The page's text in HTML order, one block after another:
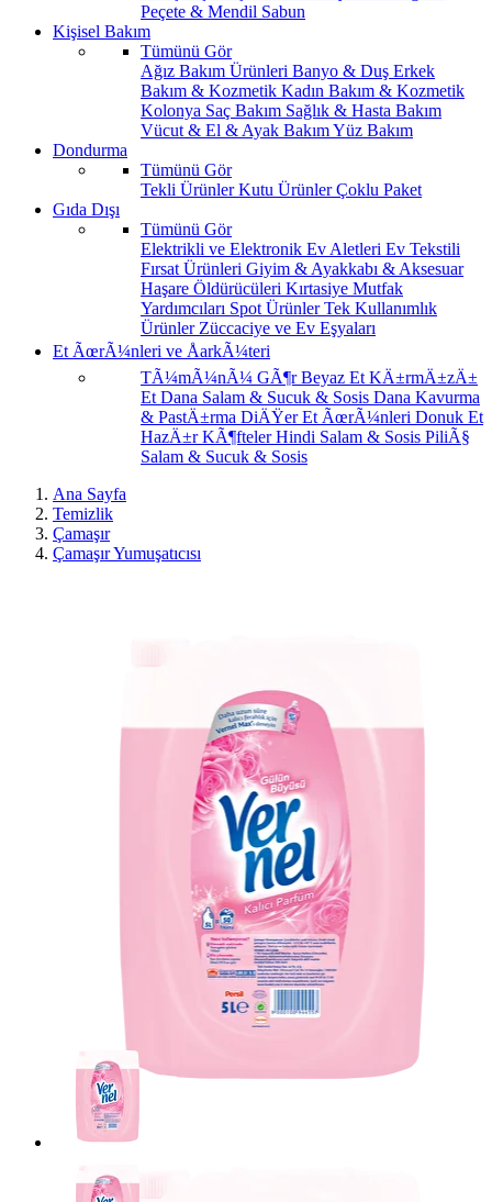
Peçete & Mendil Sabun
Kişisel Bakım
Tümünü Gör
Ağız Bakım Ürünleri Banyo & Duş Erkek
Bakım & Kozmetik Kadın Bakım & Kozmetik
Kolonya Saç Bakım Sağlık & Hasta Bakım
Vücut & El & Ayak BakımYüz Bakım
Dondurma
Tümünü Gör
Tekli ÜrünlerKutu ÜrünlerÇoklu Paket
Gıda Dışı
Tümünü Gör
Elektrikli ve Elektronik Ev Aletleri Ev Tekstili
Fırsat Ürünleri Giyim & Ayakkabı & Aksesuar
Haşare Öldürücüleri Kırtasiye Mutfak
Yardımcıları Spot ÜrünlerTek Kullanımlık
Ürünler Züccaciye ve Ev Eşyaları
Et ÃœrÃ¼nleri ve ÅarkÃ¼teri
TÃ¼mÃ¼nÃ¼ GÃ¶rBeyaz Et KÄ±rmÄ±zÄ±
Et Dana Salam & Sucuk & Sosis Dana Kavurma
& PastÄ±rma DiÄŸer Et ÃœrÃ¼nleri Donuk Et
HazÄ±r KÃ¶ftelerHindi Salam & Sosis PiliÃ§
Salam & Sucuk & Sosis
Ana Sayfa
Temizlik
Çamaşır
Çamaşır Yumuşatıcısı